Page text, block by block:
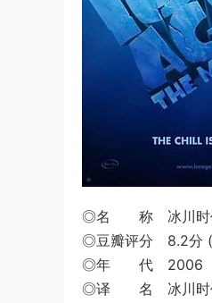
◎名 称 冰川时
◎豆瓣评分 8.2分 (
◎年 代 2006
◎译 名 冰川时代2